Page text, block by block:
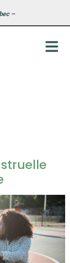
–